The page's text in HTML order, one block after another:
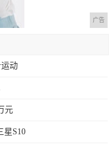
广告
动
元
星S10